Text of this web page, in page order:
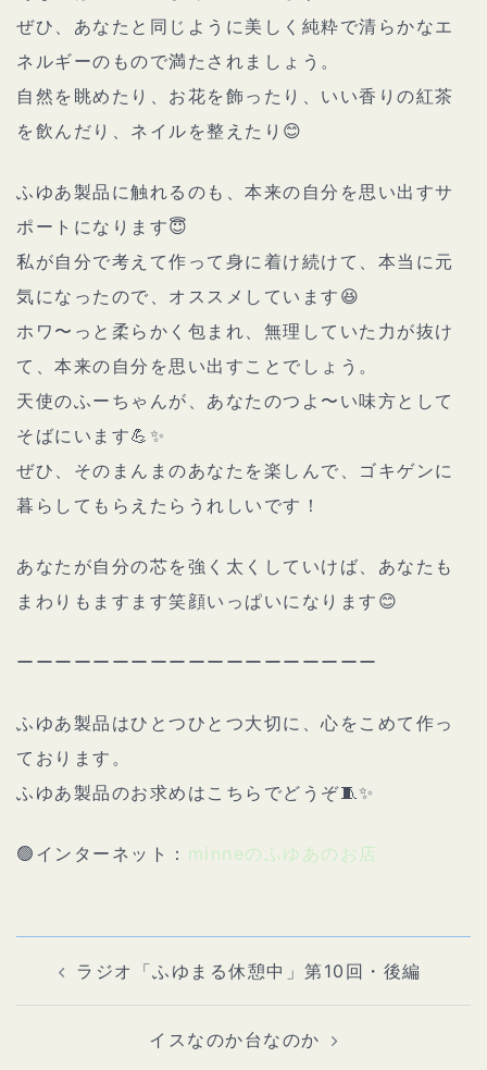
ぜひ、あなたと同じように美しく純粋で清らかなエ
ネルギーのもので満たされましょう。
自然を眺めたり、お花を飾ったり、いい香りの紅茶
を飲んだり、ネイルを整えたり😊
ふゆあ製品に触れるのも、本来の自分を思い出すサ
ポートになります😇
私が自分で考えて作って身に着け続けて、本当に元
気になったので、オススメしています😆
ホワ〜っと柔らかく包まれ、無理していた力が抜け
て、本来の自分を思い出すことでしょう。
天使のふーちゃんが、あなたのつよ〜い味方として
そばにいます💪✨
ぜひ、そのまんまのあなたを楽しんで、ゴキゲンに
暮らしてもらえたらうれしいです！
あなたが自分の芯を強く太くしていけば、あなたも
まわりもますます笑顔いっぱいになります😊
ーーーーーーーーーーーーーーーーーーー
ふゆあ製品はひとつひとつ大切に、心をこめて作っ
ております。
ふゆあ製品のお求めはこちらでどうぞ🧵✨
🟢インターネット： minneのふゆあのお店
投
ー
ラジオ「ふゆまる休憩中」第10回・後編
イスなのか台なのか